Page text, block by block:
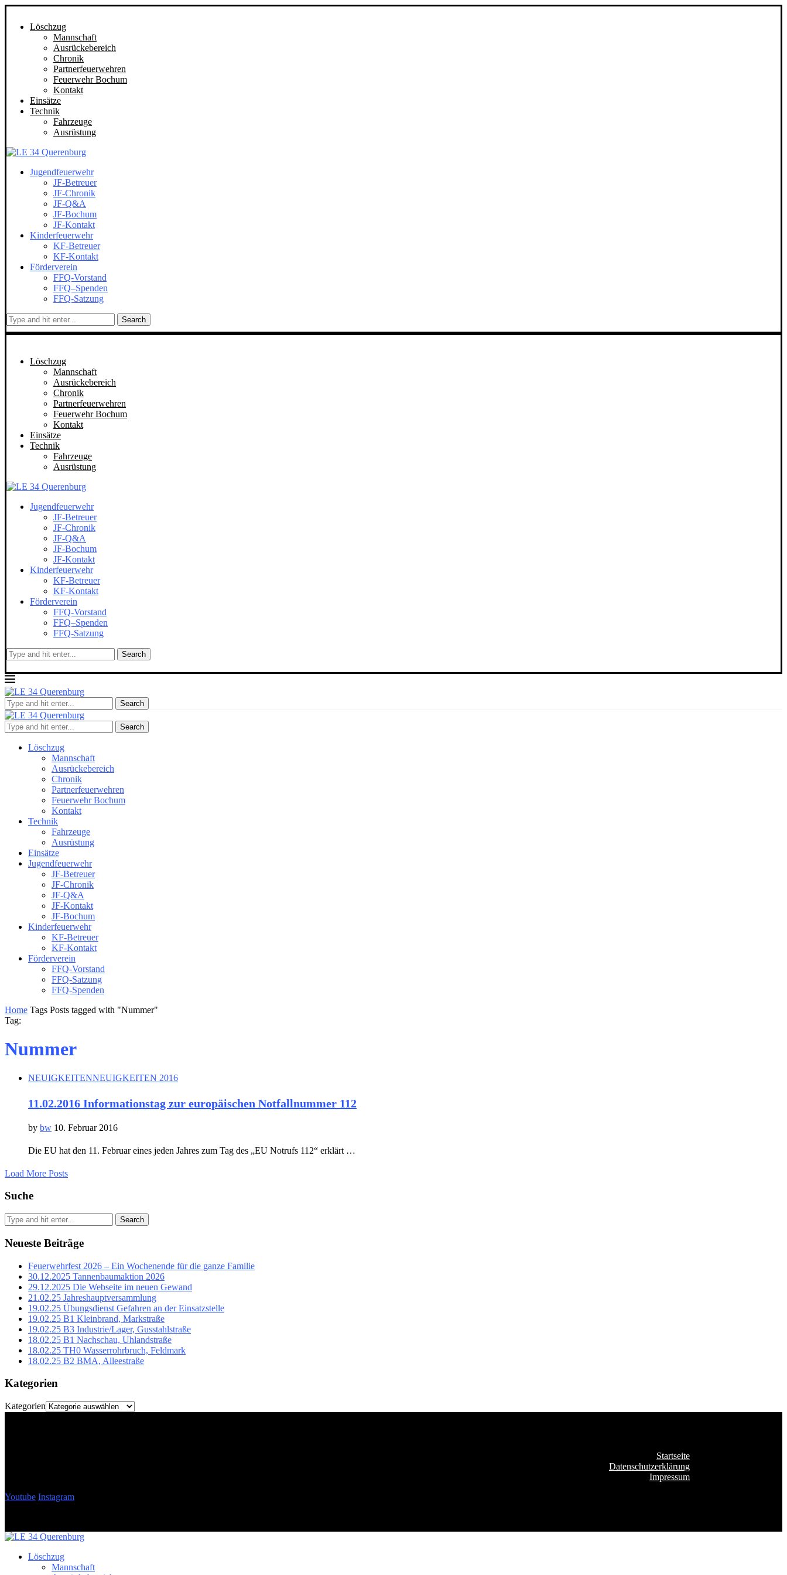
Löschzug
Mannschaft
Ausrückebereich
Chronik
Partnerfeuerwehren
Feuerwehr Bochum
Kontakt
Einsätze
Technik
Fahrzeuge
Ausrüstung
Jugendfeuerwehr
JF-Betreuer
JF-Chronik
JF-Q&A
JF-Bochum
JF-Kontakt
Kinderfeuerwehr
KF-Betreuer
KF-Kontakt
Förderverein
FFQ-Vorstand
FFQ–Spenden
FFQ-Satzung
Search
Löschzug
Mannschaft
Ausrückebereich
Chronik
Partnerfeuerwehren
Feuerwehr Bochum
Kontakt
Einsätze
Technik
Fahrzeuge
Ausrüstung
Jugendfeuerwehr
JF-Betreuer
JF-Chronik
JF-Q&A
JF-Bochum
JF-Kontakt
Kinderfeuerwehr
KF-Betreuer
KF-Kontakt
Förderverein
FFQ-Vorstand
FFQ–Spenden
FFQ-Satzung
Search
Search
Search
Löschzug
Mannschaft
Ausrückebereich
Chronik
Partnerfeuerwehren
Feuerwehr Bochum
Kontakt
Technik
Fahrzeuge
Ausrüstung
Einsätze
Jugendfeuerwehr
JF-Betreuer
JF-Chronik
JF-Q&A
JF-Kontakt
JF-Bochum
Kinderfeuerwehr
KF-Betreuer
KF-Kontakt
Förderverein
FFQ-Vorstand
FFQ-Satzung
FFQ-Spenden
Home Tags Posts tagged with "Nummer"
Tag:
Nummer
NEUIGKEITENNEUIGKEITEN 2016
11.02.2016 Informationstag zur europäischen Notfallnummer 112
by bw 10. Februar 2016
Die EU hat den 11. Februar eines jeden Jahres zum Tag des „EU Notrufs 112“ erklärt …
Load More Posts
Suche
Search
Neueste Beiträge
Feuerwehrfest 2026 – Ein Wochenende für die ganze Familie
30.12.2025 Tannenbaumaktion 2026
29.12.2025 Die Webseite im neuen Gewand
21.02.25 Jahreshauptversammlung
19.02.25 Übungsdienst Gefahren an der Einsatzstelle
19.02.25 B1 Kleinbrand, Markstraße
19.02.25 B3 Industrie/Lager, Gusstahlstraße
18.02.25 B1 Nachschau, Uhlandstraße
18.02.25 TH0 Wasserrohrbruch, Feldmark
18.02.25 B2 BMA, Alleestraße
Kategorien
Kategorien
Startseite
Datenschutzerklärung
Impressum
Youtube Instagram
Löschzug
Mannschaft